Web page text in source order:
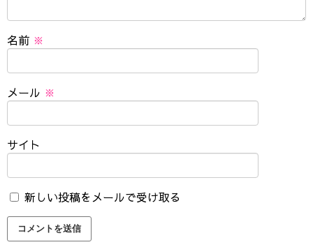
名前 ※
メール ※
サイト
新しい投稿をメールで受け取る